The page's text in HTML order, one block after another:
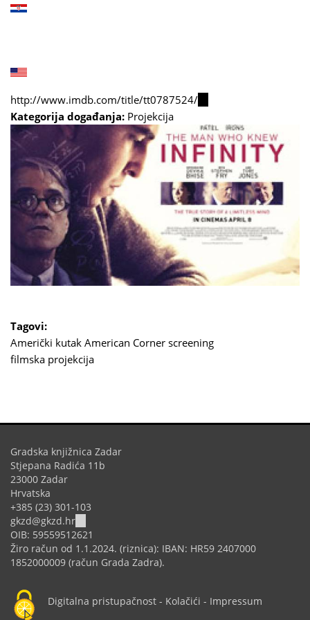
http://www.imdb.com/title/tt0787524/
external)
Kategorija događanja: Projekcija
Tagovi:
Američki kutak American Corner screening
filmska projekcija
Gradska knjižnica Zadar
Stjepana Radića 11b
23000 Zadar
Hrvatska
+385 (23) 301-103
gkzd@gkzd.hr
sends
e-
mail)
OIB: 59559512621
Žiro račun od 1.1.2024. (riznica): IBAN: HR59 2407000
1852000009 (račun Grada Zadra).
Digitalna pristupačnost - Kolačići - Impressum